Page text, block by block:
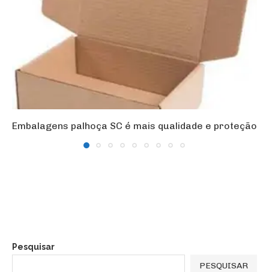
Embalagens palhoça SC é mais qualidade e proteção
Pesquisar
PESQUISAR